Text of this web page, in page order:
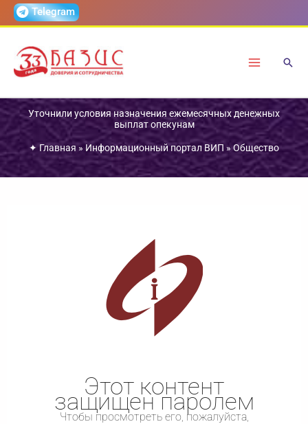
ПерейтиTelegram
Уточнили условия назначения ежемесячных денежных
выплат опекунам
✦ Главная» Информационный портал ВИП »Общество
Этот контент
защищен паролем
Чтобы просмотреть его, пожалуйста,